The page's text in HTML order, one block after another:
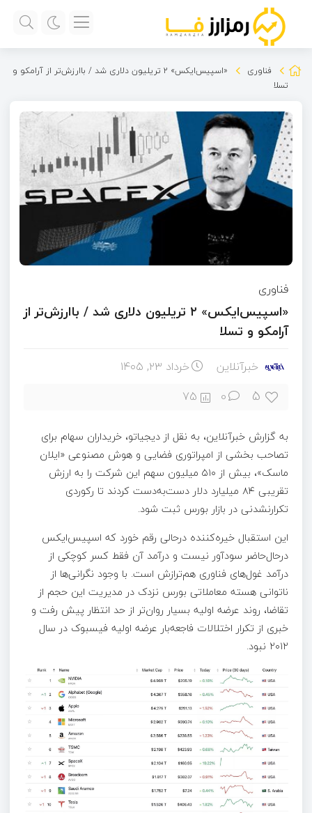
فناوری
«اسپیس‌ایکس»‌ ۲ تریلیون دلاری شد / باارزش‌تر از آرامکو و
تسلا
فناوری
«اسپیس‌ایکس»‌ ۲ تریلیون دلاری شد / باارزش‌تر از
آرامکو و تسلا
خبرآنلاین خرداد ۲۳, ۱۴۰۵
5
0
75
به گزارش خبرآنلاین، به نقل از دیجیاتو، خریداران سهام برای
تصاحب بخشی از امپراتوری فضایی و هوش مصنوعی «ایلان
ماسک»، بیش از ۵۱۰ میلیون سهم این شرکت را به ارزش
تقریبی ۸۴ میلیارد دلار دست‌به‌دست کردند تا رکوردی
تکرارنشدنی در بازار بورس ثبت شود.
این استقبال خیره‌کننده درحالی رقم خورد که اسپیس‌ایکس
درحال‌حاضر سودآور نیست و درآمد آن فقط کسر کوچکی از
درآمد غول‌های فناوری هم‌ترازش است. با وجود نگرانی‌ها از
ناتوانی هسته معاملاتی بورس نزدک در مدیریت این حجم از
تقاضا، روند عرضه اولیه بسیار روان‌تر از حد انتظار پیش رفت و
خبری از تکرار اختلالات فاجعه‌بار عرضه اولیه فیسبوک در سال
۲۰۱۲ نبود.